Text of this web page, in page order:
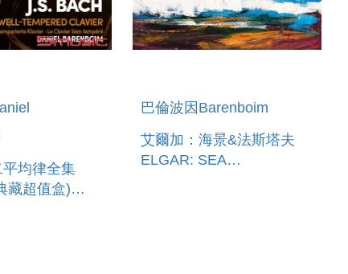
均律全集
藏超值盒)
巴倫波因Barenboim
艾爾加：海景&法斯塔夫
ELGAR: SEA